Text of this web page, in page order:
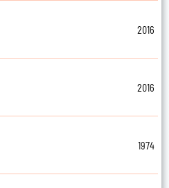
2016
2016
1974